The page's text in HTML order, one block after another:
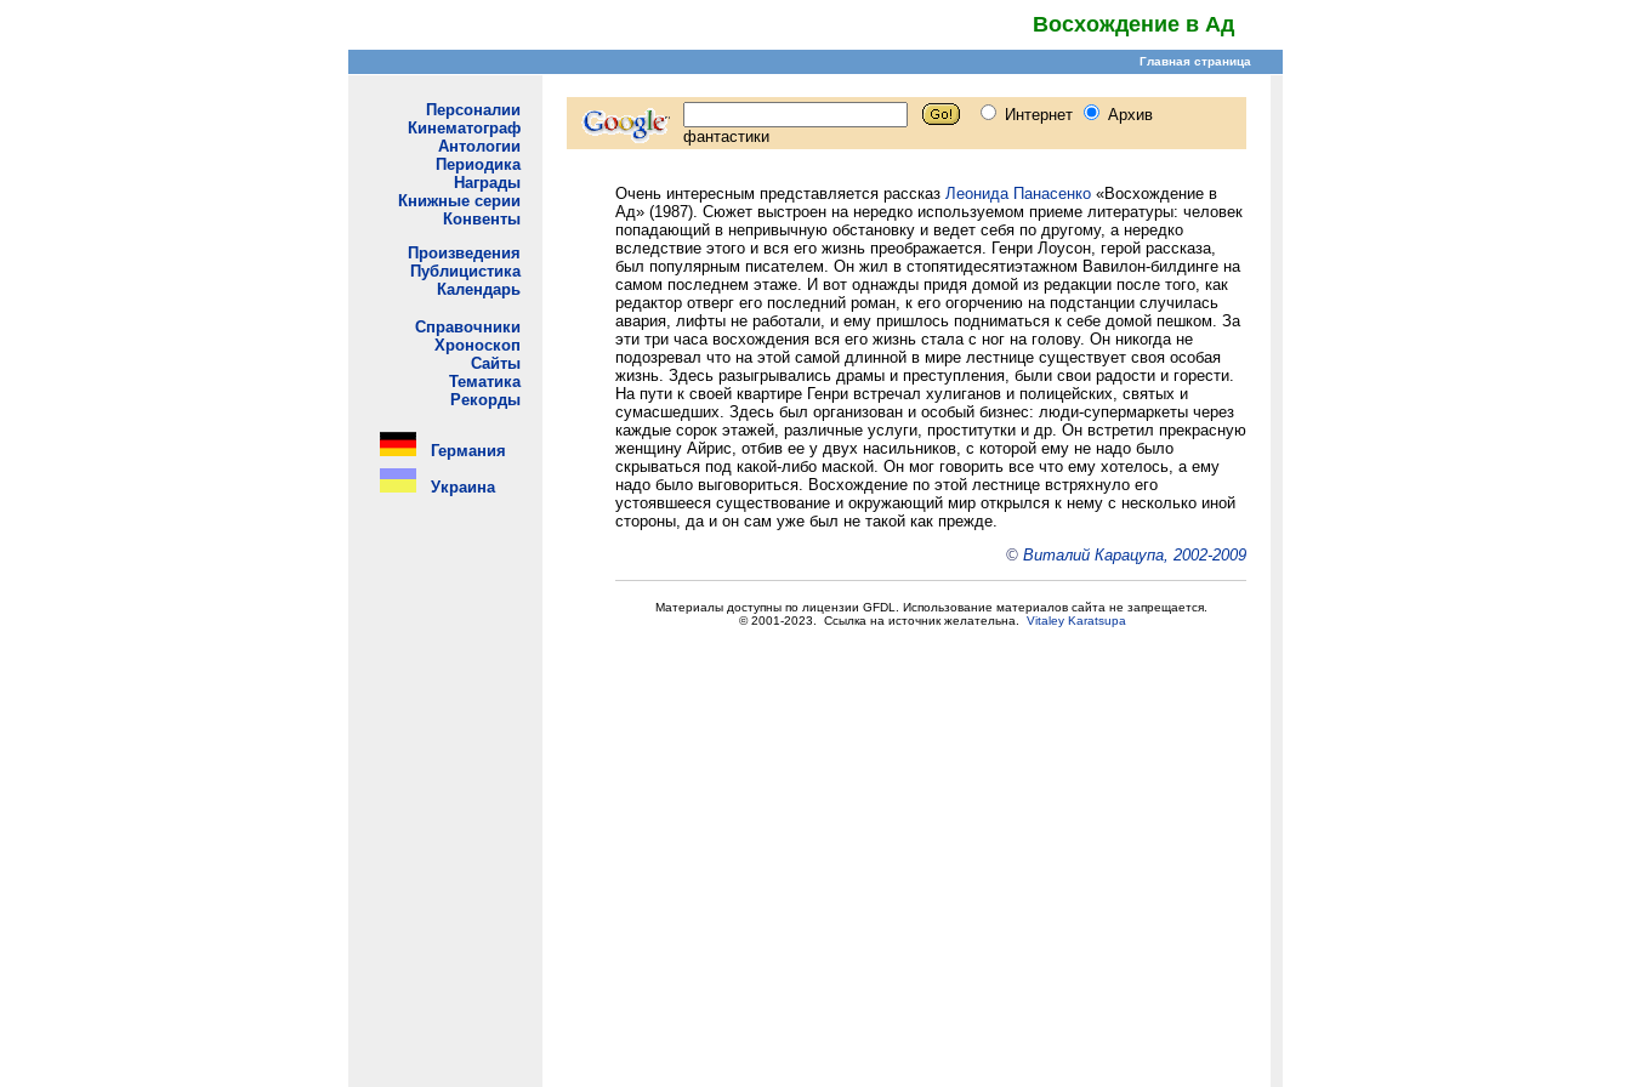
Восхождение в Ад
Очень интересным представляется рассказ Леонида Панасенко «Восхождение в
Ад» (1987). Сюжет выстроен на нередко используемом приеме литературы: человек
попадающий в непривычную обстановку и ведет себя по другому, а нередко
вследствие этого и вся его жизнь преображается. Генри Лоусон, герой рассказа,
был популярным писателем. Он жил в стопятидесятиэтажном Вавилон-билдинге на
самом последнем этаже. И вот однажды придя домой из редакции после того, как
редактор отверг его последний роман, к его огорчению на подстанции случилась
авария, лифты не работали, и ему пришлось подниматься к себе домой пешком. За
эти три часа восхождения вся его жизнь стала с ног на голову. Он никогда не
подозревал что на этой самой длинной в мире лестнице существует своя особая
жизнь. Здесь разыгрывались драмы и преступления, были свои радости и горести.
На пути к своей квартире Генри встречал хулиганов и полицейских, святых и
сумасшедших. Здесь был организован и особый бизнес: люди-супермаркеты через
каждые сорок этажей, различные услуги, проститутки и др. Он встретил прекрасную
женщину Айрис, отбив ее у двух насильников, с которой ему не надо было
скрываться под какой-либо маской. Он мог говорить все что ему хотелось, а ему
надо было выговориться. Восхождение по этой лестнице встряхнуло его
устоявшееся существование и окружающий мир открылся к нему с несколько иной
стороны, да и он сам уже был не такой как прежде.
© Виталий Карацупа, 2002-2009